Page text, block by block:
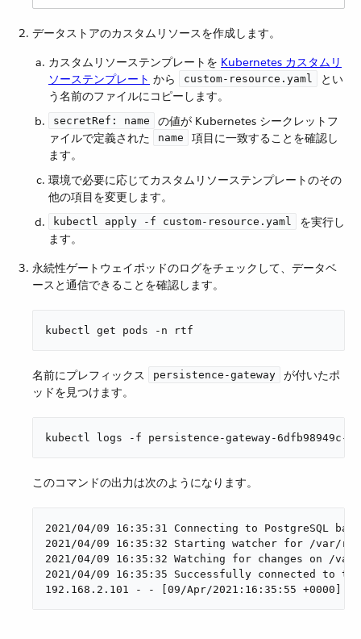
データストアのカスタムリソースを作成します。
カスタムリソーステンプレートを ​ Kubernetes カスタムリ
ソーステンプレート ​ から ​ custom-resource.yaml
​ とい
う名前のファイルにコピーします。
secretRef: name
​ の値が Kubernetes シークレットフ
ァイルで定義された ​
name
​ 項目に一致することを確認し
ます。
環境で必要に応じてカスタムリソーステンプレートのその
他の項目を変更します。
kubectl apply -f custom-resource.yaml
​ を実行し
ます。
永続性ゲートウェイポッドのログをチェックして、データベ
ースと通信できることを確認します。
kubectl get pods -n rtf
名前にプレフィックス ​ persistence-gateway
​ が付いたポ
ッドを見つけます。
kubectl logs -f persistence-gateway-6dfb98949c-
このコマンドの出力は次のようになります。
2021/04/09 16:35:31 Connecting to PostgreSQL
2021/04/09 16:35:32 Starting watcher for /var/
2021/04/09 16:35:32 Watching for changes on /
2021/04/09 16:35:35 Successfully connected to the
192.168.2.101 - - [09/Apr/2021:16:35:55 +0000]